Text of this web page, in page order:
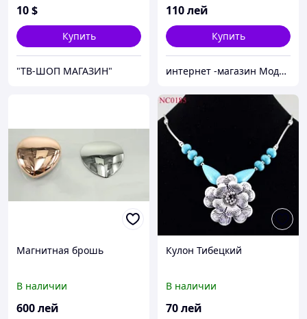
10$
Купить
"ТВ-ШОП МАГАЗИН"
110лей
Купить
интернет -магазин Модняшка
Магнитная брошь
В наличии
600лей
Кулон Тибецкий
В наличии
70лей